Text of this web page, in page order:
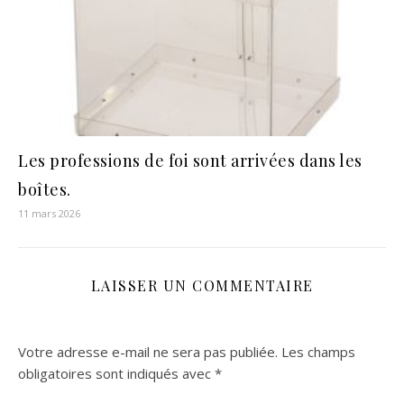
Les professions de foi sont arrivées dans les
boîtes.
11 mars 2026
LAISSER UN COMMENTAIRE
Votre adresse e-mail ne sera pas publiée. Les champs
obligatoires sont indiqués avec *